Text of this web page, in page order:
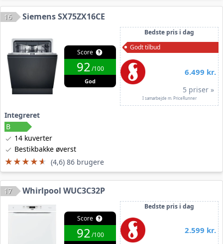
16 Siemens SX75ZX16CE
Score
92/100
God
Bedste pris i dag
Godt tilbud
6.499 kr.
5 priser »
I samarbejde m. PriceRunner
Integreret
14 kuverter
Bestikbakke øverst
★★★★★
★★★★★ (4,6) 86 brugere
17 Whirlpool WUC3C32P
Score
92/100
Bedste pris i dag
2.599 kr.